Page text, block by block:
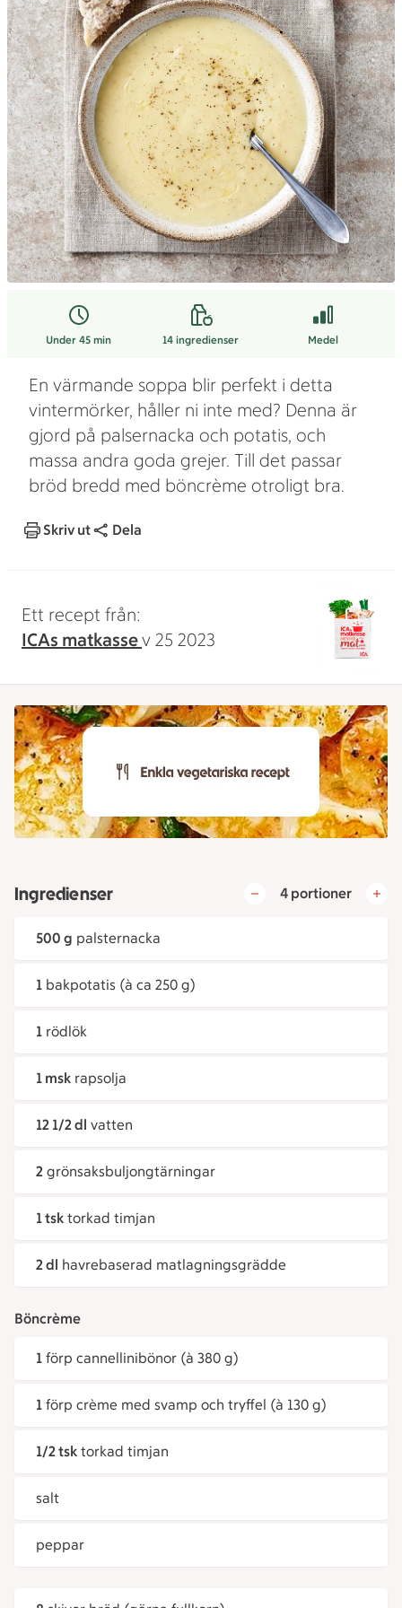
Under 45 min 14ingredienser Medel
En värmande soppa blir perfekt i detta
vintermörker, håller ni inte med? Denna är
gjord på palsernacka och potatis, och
massa andra goda grejer. Till det passar
bröd bredd med böncrème otroligt bra.
Skriv ut Dela
Ett recept från:
ICAs matkassev 25 2023
Ingredienser 4 portioner
500 g palsternacka
1 bakpotatis (à ca 250 g)
1 rödlök
1 msk rapsolja
12 1/2 dl vatten
2 grönsaksbuljongtärningar
1 tsk torkad timjan
2 dl havrebaserad matlagningsgrädde
Böncrème
1 förp cannellinibönor (à 380 g)
1 förp crème med svamp och tryffel (à 130 g)
1/2 tsk torkad timjan
salt
peppar